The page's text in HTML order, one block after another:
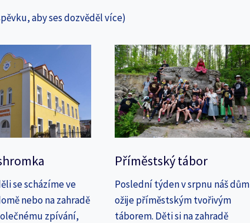
aby ses dozvěděl více)
se scházíme ve
nebo na zahradě
zpívání,
Příměstský tábor
Poslední týden v srpnu náš dům
ožije příměstským tvořivým
táborem. Děti si na zahradě